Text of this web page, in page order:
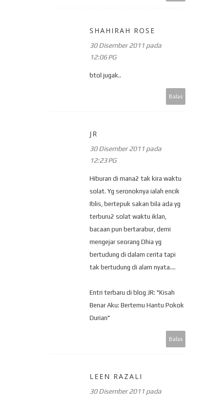
SHAHIRAH ROSE
30 Disember 2011 pada
12:06 PG
btol jugak..
Balas
JR
30 Disember 2011 pada
12:23 PG
Hiburan di mana2 tak kira waktu
solat. Yg seronoknya ialah encik
Iblis, bertepuk sakan bila ada yg
terburu2 solat waktu iklan,
bacaan pun bertarabur, demi
mengejar seorang Dhia yg
bertudung di dalam cerita tapi
tak bertudung di alam nyata....
Entri terbaru di blog JR: "Kisah
Benar Aku: Bertemu Hantu Pokok
Durian"
Balas
LEEN RAZALI
30 Disember 2011 pada